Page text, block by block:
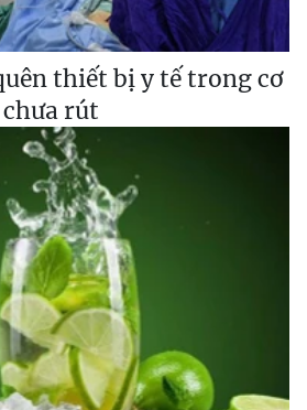
thiết bị y tế trong cơ
rút